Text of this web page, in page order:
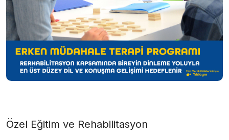
Özel Eğitim ve Rehabilitasyon